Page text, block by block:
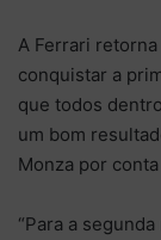
A Ferrari
conquistar a
que todos
um bom
Monza por
“Para a